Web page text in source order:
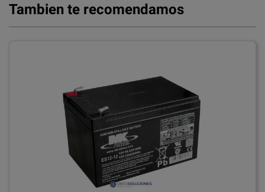
Tambien te recomendamos